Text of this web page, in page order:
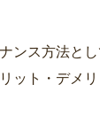
ンス方法と
ット・デメ